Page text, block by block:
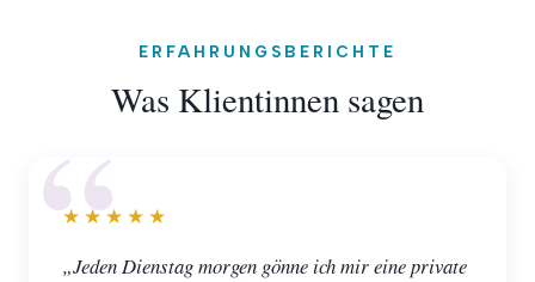
ERFAHRUNGSBERICHTE
Was Klientinnen sagen
★★★★★
„Jeden Dienstag morgen gönne ich mir eine private